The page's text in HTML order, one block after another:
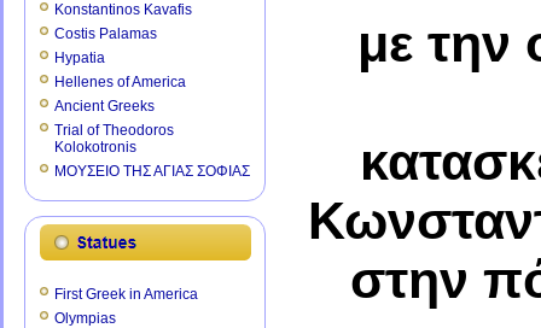
Konstantinos Kavafis
Costis Palamas
Hypatia
Hellenes of America
Ancient Greeks
Trial of Theodoros
Kolokotronis
ΜΟΥΣΕΙΟ ΤΗΣ ΑΓΙΑΣ ΣΟΦΙΑΣ
First Greek in America
Olympias
με την
στην